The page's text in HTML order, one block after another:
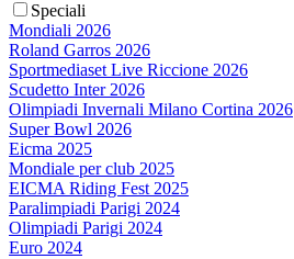
Speciali
Mondiali 2026
Roland Garros 2026
Sportmediaset Live Riccione 2026
Scudetto Inter 2026
Olimpiadi Invernali Milano Cortina 2026
Super Bowl 2026
Eicma 2025
Mondiale per club 2025
EICMA Riding Fest 2025
Paralimpiadi Parigi 2024
Olimpiadi Parigi 2024
Euro 2024